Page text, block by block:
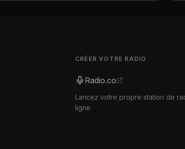
CRÉER VOTRE RADIO
Radio.co
Lancez votre propre station de
ligne